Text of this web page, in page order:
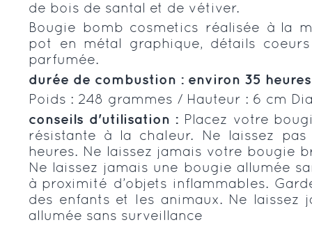
de bois de santal et de vétiver.
Bougie bomb cosmetics réalisée à la
pot en métal graphique, détails
parfumée.
durée de combustion : environ 35 heures
Poids : 248 grammes / Hauteur : 6 cm
conseils d'utilisation : Placez votre
résistante à la chaleur. Ne laissez
heures. Ne laissez jamais votre bougie
Ne laissez jamais une bougie allumée
à proximité d’objets inflammables.
des enfants et les animaux. Ne laissez
allumée sans surveillance